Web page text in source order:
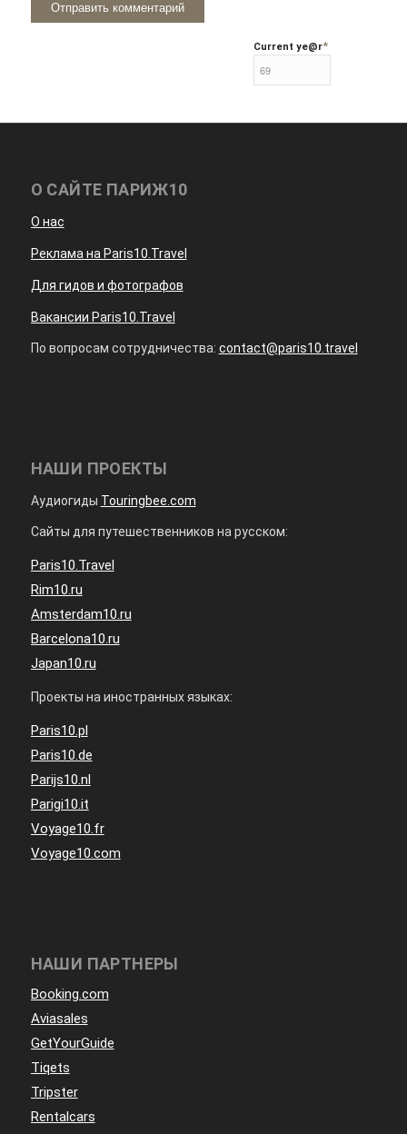
Current ye@r*
О САЙТЕ ПАРИЖ10
О нас
Реклама на Paris10.Travel
Для гидов и фотографов
Вакансии Paris10.Travel
По вопросам сотрудничества: contact@paris10.travel
НАШИ ПРОЕКТЫ
Аудиогиды Touringbee.com
Сайты для путешественников на русском:
Paris10.Travel
Rim10.ru
Amsterdam10.ru
Barcelona10.ru
Japan10.ru
Проекты на иностранных языках:
Paris10.pl
Paris10.de
Parijs10.nl
Parigi10.it
Voyage10.fr
Voyage10.com
НАШИ ПАРТНЕРЫ
Booking.com
Aviasales
GetYourGuide
Tiqets
Tripster
Rentalcars